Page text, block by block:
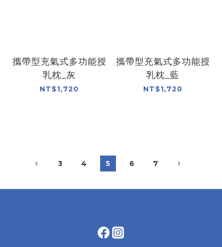
攜帶型充氣式多功能授
乳枕_灰
NT$1,720
攜帶型充氣式多功能授
乳枕_藍
NT$1,720
3 4 5 6 7